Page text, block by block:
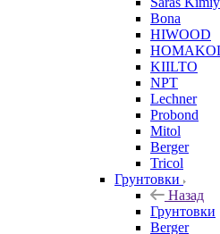
Bona
HIWOOD
KIILTO
NPT
Lechner
Probond
Mitol
Berger
Tricol
Грунтовки
Назад
Грунтовки
Berger